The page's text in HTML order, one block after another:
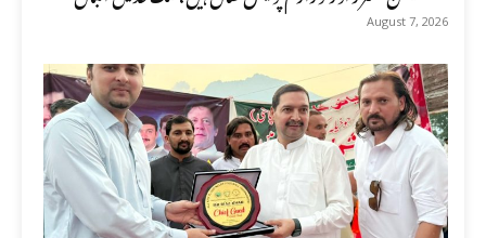
August 7, 2026